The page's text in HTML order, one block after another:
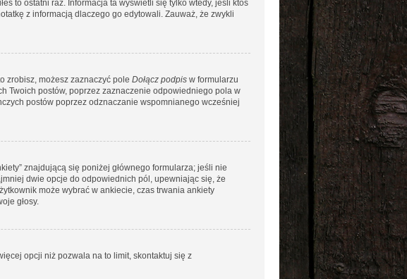
to ostatni raz. Informacja ta wyświetli się tylko wtedy, jeśli ktoś
z informacją dlaczego go edytowali. Zauważ, że zwykli
zrobisz, możesz zaznaczyć pole Dołącz podpis w formularzu
Twoich postów, poprzez zaznaczenie odpowiedniego pola w
postów poprzez odznaczanie wspomnianego wcześniej
znajdującą się poniżej głównego formularza; jeśli nie
dwie opcje do odpowiednich pól, upewniając się, że
może wybrać w ankiecie, czas trwania ankiety
głosy.
opcji niż pozwala na to limit, skontaktuj się z